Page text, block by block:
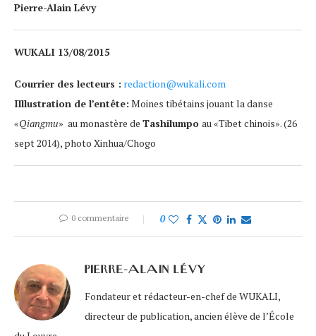
Pierre-Alain Lévy
WUKALI 13/08/2015
Courrier des lecteurs : redaction@wukali.com
Illlustration de l’entête: Moines tibétains jouant la danse
«Qiangmu» au monastère de Tashilumpo au «Tibet chinois». (26
sept 2014), photo Xinhua/Chogo
0 commentaire 0
PIERRE-ALAIN LÉVY
Fondateur et rédacteur-en-chef de WUKALI,
directeur de publication, ancien élève de l’École